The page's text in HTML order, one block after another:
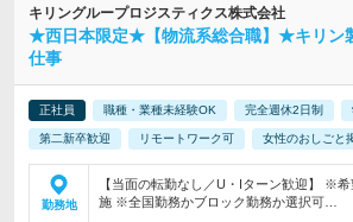
キリングループロジスティクス株式会社
★西日本限定★【物流系総合職】★キリン
仕事
正社員 職種・業種未経験OK 完全週休2日制
第二新卒歓迎 リモートワーク可 女性のおしごと
勤務地
【当面の転勤なし／U・Iターン歓迎】 ※
施 ※全国勤務かブロック勤務か選択可…